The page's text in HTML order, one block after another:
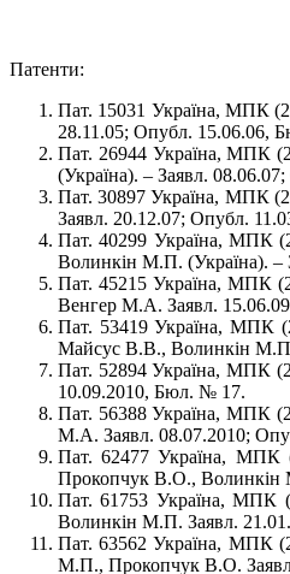
Патенти:
Пат. 15031 Україна, МПК
28.11.05; Опубл. 15.06.06,
Пат. 26944 Україна, МПК
(Україна). – Заявл.
Пат. 30897 Україна, МПК
Заявл. 20.12.07; Опубл.
Пат. 40299 Україна, МПК
Волинкін М.П. (Україна).
Пат. 45215 Україна, МПК
Венгер М.А. Заявл.
Пат. 53419 Україна, МПК
Майсус В.В., Волинкін
Пат. 52894 Україна, МПК
10.09.2010, Бюл. № 17.
Пат. 56388 Україна, МПК
М.А. Заявл. 08.07.2010;
Пат. 62477 Україна, МПК
Прокопчук В.О., Волинкін
Пат. 61753 Україна, МПК
Волинкін М.П. Заявл.
Пат. 63562 Україна, МПК
М.П., Прокопчук В.О.